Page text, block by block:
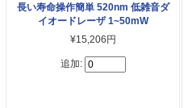
長い寿命操作簡単 520nm 低雑音ダ
イオードレーザ 1~50mW
¥15,206円
追加: